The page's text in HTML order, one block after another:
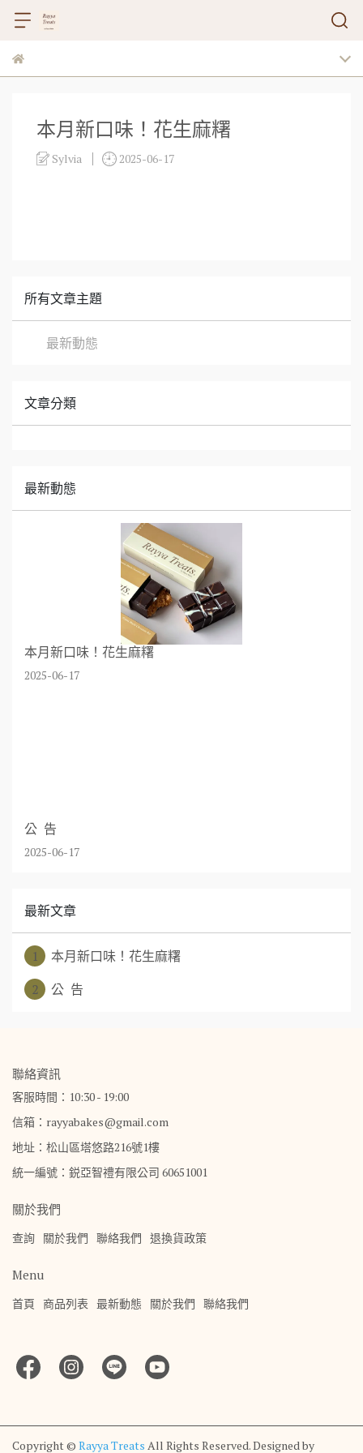
本月新口味！花生麻糬
Sylvia 2025-06-17
所有文章主題
最新動態
文章分類
最新動態
本月新口味！花生麻糬
2025-06-17
公 告
2025-06-17
最新文章
1
本月新口味！花生麻糬
2
公 告
聯絡資訊
客服時間：10:30 - 19:00
信箱：rayyabakes@gmail.com
地址：松山區塔悠路216號1樓
統一編號：鋭亞智禮有限公司 60651001
關於我們
查詢 關於我們 聯絡我們 退換貨政策
Menu
首頁 商品列表 最新動態 關於我們 聯絡我們
Copyright © Rayya Treats All Rights Reserved.Designed by